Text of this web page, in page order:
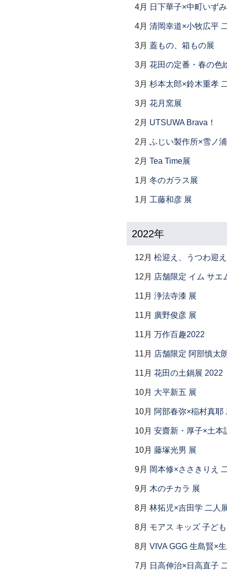
4月 日下華子×中町いず
4月 清岡幸道×小牧広平
3月 蓋もの、箱もの展
3月 花田の定番・春の色
3月 杉本太郎×鈴木重孝
3月 花月窯展
2月 UTSUWA Brava！
2月 ふじい製作所×雪ノ
2月 Tea Time展
1月 冬のガラス展
1月 工藤和彦 展
2022年
12月 松迎え、うつわ迎
12月 店舗限定 イム サ
11月 浄法寺漆 展
11月 廣野俊彦 展
11月 万作百趣2022
11月 店舗限定 阿部慎太
11月 花田の土鍋展 2022
10月 大平新五 展
10月 阿部春弥×稲村真耶
10月 安齋新・厚子×土本
10月 藤塚光男 展
9月 岡本修×ささきりえ
9月 木のチカラ 展
8月 林拓児×吉田学 二人
8月 モアス キッズ 子ど
8月 VIVA GGG 生島賢×
7月 日高伸治×日高直子